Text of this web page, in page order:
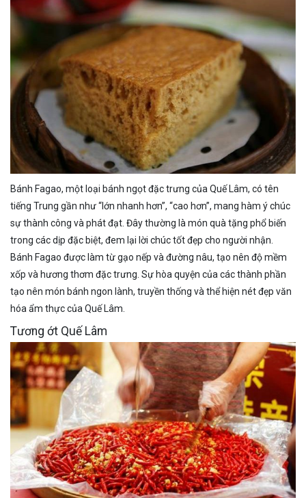
Bánh Fagao, một loại bánh ngọt đặc trưng của Quế Lâm, có tên
tiếng Trung gần như “lớn nhanh hơn”, “cao hơn”, mang hàm ý chúc
sự thành công và phát đạt. Đây thường là món quà tặng phổ biến
trong các dịp đặc biệt, đem lại lời chúc tốt đẹp cho người nhận.
Bánh Fagao được làm từ gạo nếp và đường nâu, tạo nên độ mềm
xốp và hương thơm đặc trưng. Sự hòa quyện của các thành phần
tạo nên món bánh ngon lành, truyền thống và thể hiện nét đẹp văn
hóa ẩm thực của Quế Lâm.
Tương ớt Quế Lâm